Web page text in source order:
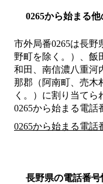
0265から始まる
市外局番0265は長野
野町を除く。）、飯
和田、南信濃八重河
那郡（阿南町、売木
く。） に割り当てら
0265から始まる電話
0265から始まる電話
長野県の電話番号